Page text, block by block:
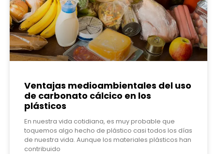
Ventajas medioambientales del uso
de carbonato cálcico en los
plásticos
En nuestra vida cotidiana, es muy probable que
toquemos algo hecho de plástico casi todos los días
de nuestra vida. Aunque los materiales plásticos han
contribuido